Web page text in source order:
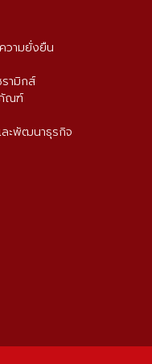
วามยั่งยืน
ามิกส์
ณฑ์
ละพัฒนาธุรกิจ